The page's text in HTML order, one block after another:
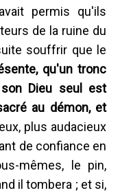
permis qu'ils
de la ruine du
souffrir que le
qu'un tronc
Dieu seul est
au démon, et
plus audacieux
de confiance en
mêmes, le pin,
il tombera ; et si,